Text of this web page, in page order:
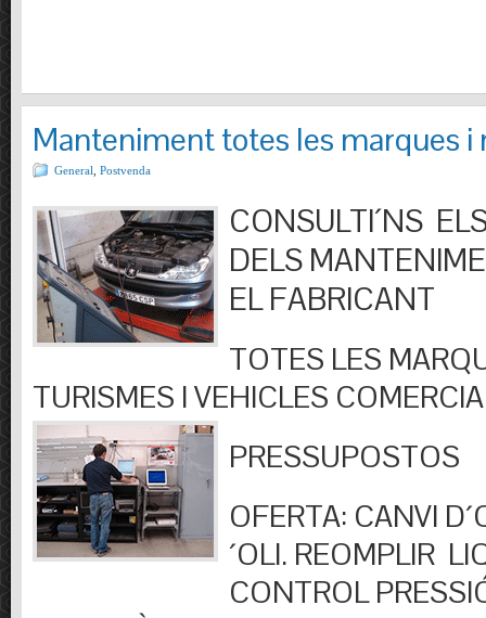
Manteniment totes les marques i
General Postvenda
CONSULTI´NS
DELS
EL FABRICANT
TOTES LES
TURISMES I VEHICLES
PRESSUPOSTOS
OFERTA: CANVI
´OLI. REOMPLIR
CONTROL